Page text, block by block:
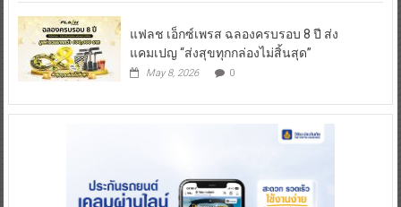
แฟลช เอ็กซ์เพรส ฉลองครบรอบ 8 ปี ส่ง
แคมเปญ “ส่งสุขทุกกล่องไม่สิ้นสุด”
May 8, 2026 0